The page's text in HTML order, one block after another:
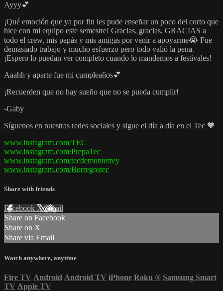
Ayyy💕
¡Qué emoción que ya por fin les pude enseñar un poco del corto que
hice con mi equipo este semestre! Gracias, gracias, GRACIAS a
todo el crew, mis papás y mis amigas por venir a apoyarme😭 Fue
demasiado trabajo y mucho esfuerzo pero todo valió la pena.
¡Espero lo puedan ver completo cuando lo mandemos a festivales!
Aaahh y aparte fue mi cumpleaños💕
¡Recuerden que no hay sueño que no se pueda cumplir!
-Gaby
Síguenos en nuestras redes sociales y sigue el día a día en el Tec 💙
www.instagram.com/TEC
www.instagram.com/PrepaTec
www.instagram.com/tecdemonterrey
www.instagram.com/Borregostec
Share with friends
Facebook XEmail
Share on Facebook
Share on X
Share via Email
Watch anywhere, anytime
Fire TV Android Android TV iPhone Roku ® Samsung Smart
TV Apple TV